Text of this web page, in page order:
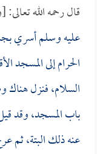
قال رحمه الله
عليه وسلم أسري
الحرام إلى المسجد
السلام، فنزل هناك
باب المسجد، وقد
عنه ذلك البتة، ثم